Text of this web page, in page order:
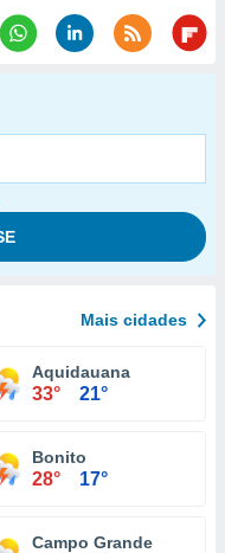
Mais cidades
Aquidauana
33° 21°
Bonito
28° 17°
Campo Grande